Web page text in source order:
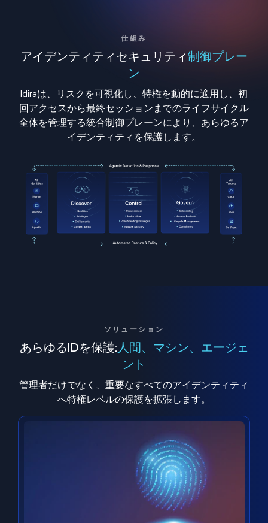
仕組み
アイデンティティセキュリティ制御プレー
ン
Idiraは、リスクを可視化し、特権を動的に適用し、初
回アクセスから最終セッションまでのライフサイクル
全体を管理する統合制御プレーンにより、あらゆるア
イデンティティを保護します。
ソリューション
あらゆるIDを保護: 人間、マシン、エージェ
ント
管理者だけでなく、重要なすべてのアイデンティティ
へ特権レベルの保護を拡張します。